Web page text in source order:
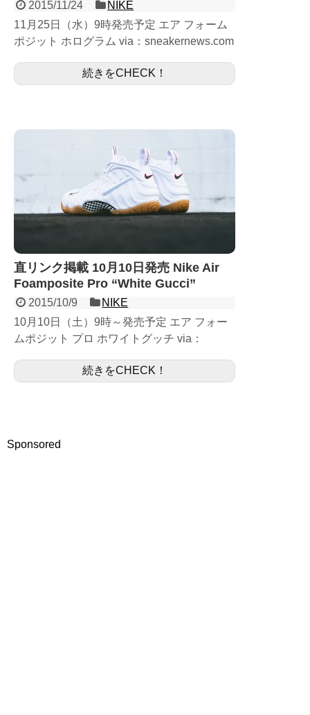
2015/11/24
NIKE
11月25日（水）9時発売予定 エア フォーム
ポジット ホログラム via：sneakernews.com
続きをCHECK！
直リンク掲載 10月10日発売 Nike Air
Foamposite Pro “White Gucci”
2015/10/9
NIKE
10月10日（土）9時～発売予定 エア フォー
ムポジット プロ ホワイトグッチ via：
定のAir Foamposite...続きをCHECK！
Sponsored